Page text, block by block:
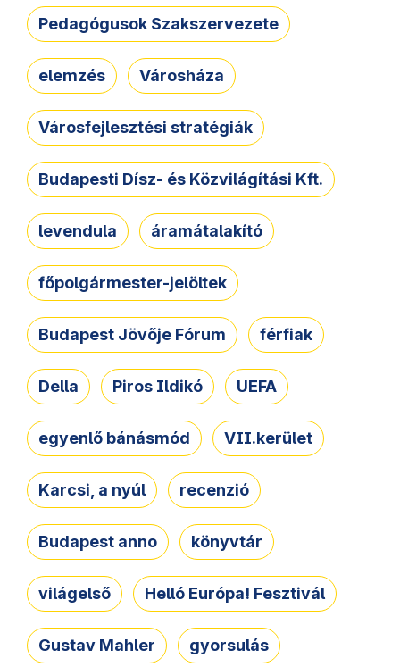
Pedagógusok Szakszervezete
elemzés Városháza
Városfejlesztési stratégiák
Budapesti Dísz- és Közvilágítási Kft.
levendula áramátalakító
főpolgármester-jelöltek
Budapest Jövője Fórum férfiak
Della Piros Ildikó UEFA
egyenlő bánásmód VII.kerület
Karcsi, a nyúl recenzió
Budapest anno könyvtár
világelső Helló Európa! Fesztivál
Gustav Mahler gyorsulás